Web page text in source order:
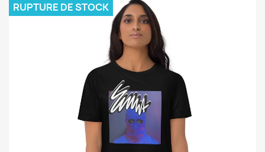
RUPTURE DE STOCK